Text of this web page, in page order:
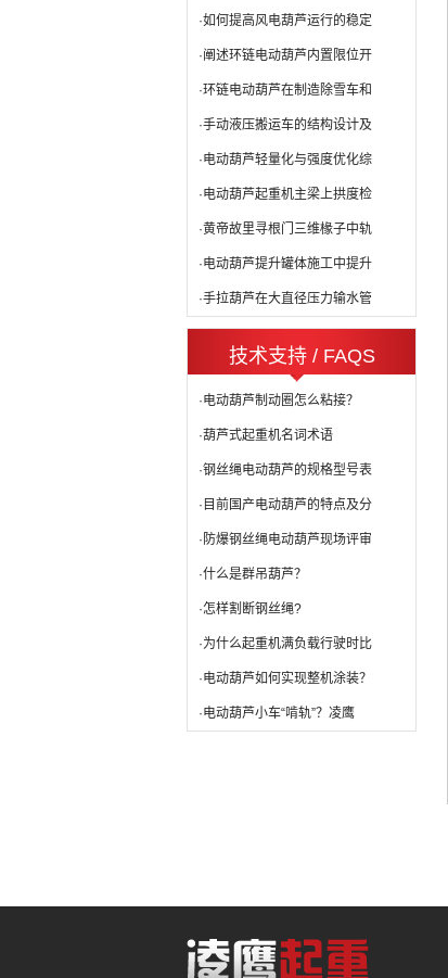
·如何提高风电葫芦运行的稳定
·阐述环链电动葫芦内置限位开
·环链电动葫芦在制造除雪车和
·手动液压搬运车的结构设计及
·电动葫芦轻量化与强度优化综
·电动葫芦起重机主梁上拱度检
·黄帝故里寻根门三维椽子中轨
·电动葫芦提升罐体施工中提升
·手拉葫芦在大直径压力输水管
技术支持 / FAQS
·电动葫芦制动圈怎么粘接？
·葫芦式起重机名词术语
·钢丝绳电动葫芦的规格型号表
·目前国产电动葫芦的特点及分
·防爆钢丝绳电动葫芦现场评审
·什么是群吊葫芦？
·怎样割断钢丝绳?
·为什么起重机满负载行驶时比
·电动葫芦如何实现整机涂装？
·电动葫芦小车“啃轨”？凌鹰